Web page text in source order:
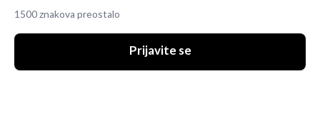
1500 znakova preostalo
Prijavite se